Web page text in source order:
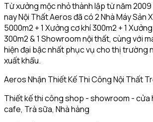
Từ xưởng mộc nhỏ thành lập từ năm
nay Nội Thất Aeros đã có 2 Nhà Máy Sản
5000m2 + 1 Xưởng cơ khí 300m2 + 1
300m2 & 1 Showroom nội thất, cùng với
hiện đại bậc nhất phục vụ cho thị trường
xuất khẩu.
Aeros Nhận Thiết Kế Thi Công Nội Thất
Thiết kế thi công shop - showroom - cửa
cafe, Trà sữa, Nhà hàng